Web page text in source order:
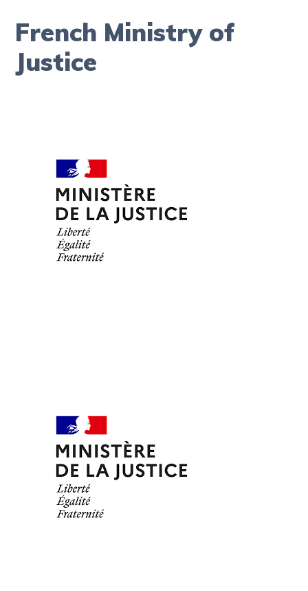
French Ministry of
Justice